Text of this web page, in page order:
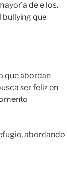
de ellos.
bullying que
que abordan
ser feliz en
abordando